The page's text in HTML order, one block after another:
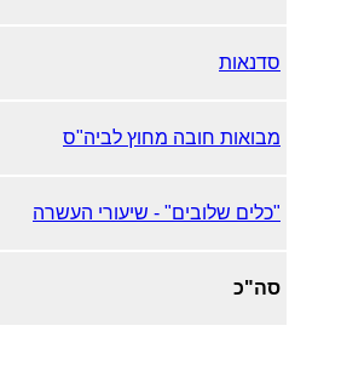
סדנאות
מבואות חובה מחוץ לביה"ס
"כלים שלובים" - שיעורי העשרה
סה"כ